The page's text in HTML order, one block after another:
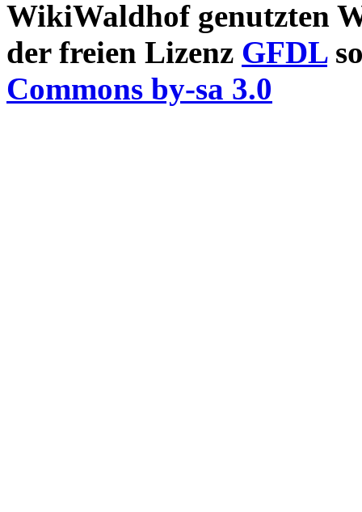
WikiWaldhof genutzten
der freien Lizenz GFDL
Commons by-sa 3.0